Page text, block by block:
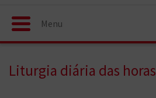
Menu
Liturgia diária das horas